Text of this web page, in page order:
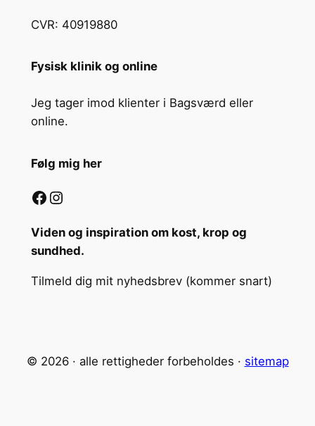
CVR: 40919880
Fysisk klinik og online
Jeg tager imod klienter i Bagsværd eller
online.
Følg mig her
Facebook Instagram
Viden og inspiration om kost, krop og
sundhed.
Tilmeld dig mit nyhedsbrev (kommer snart)
© 2026 · alle rettigheder forbeholdes · sitemap